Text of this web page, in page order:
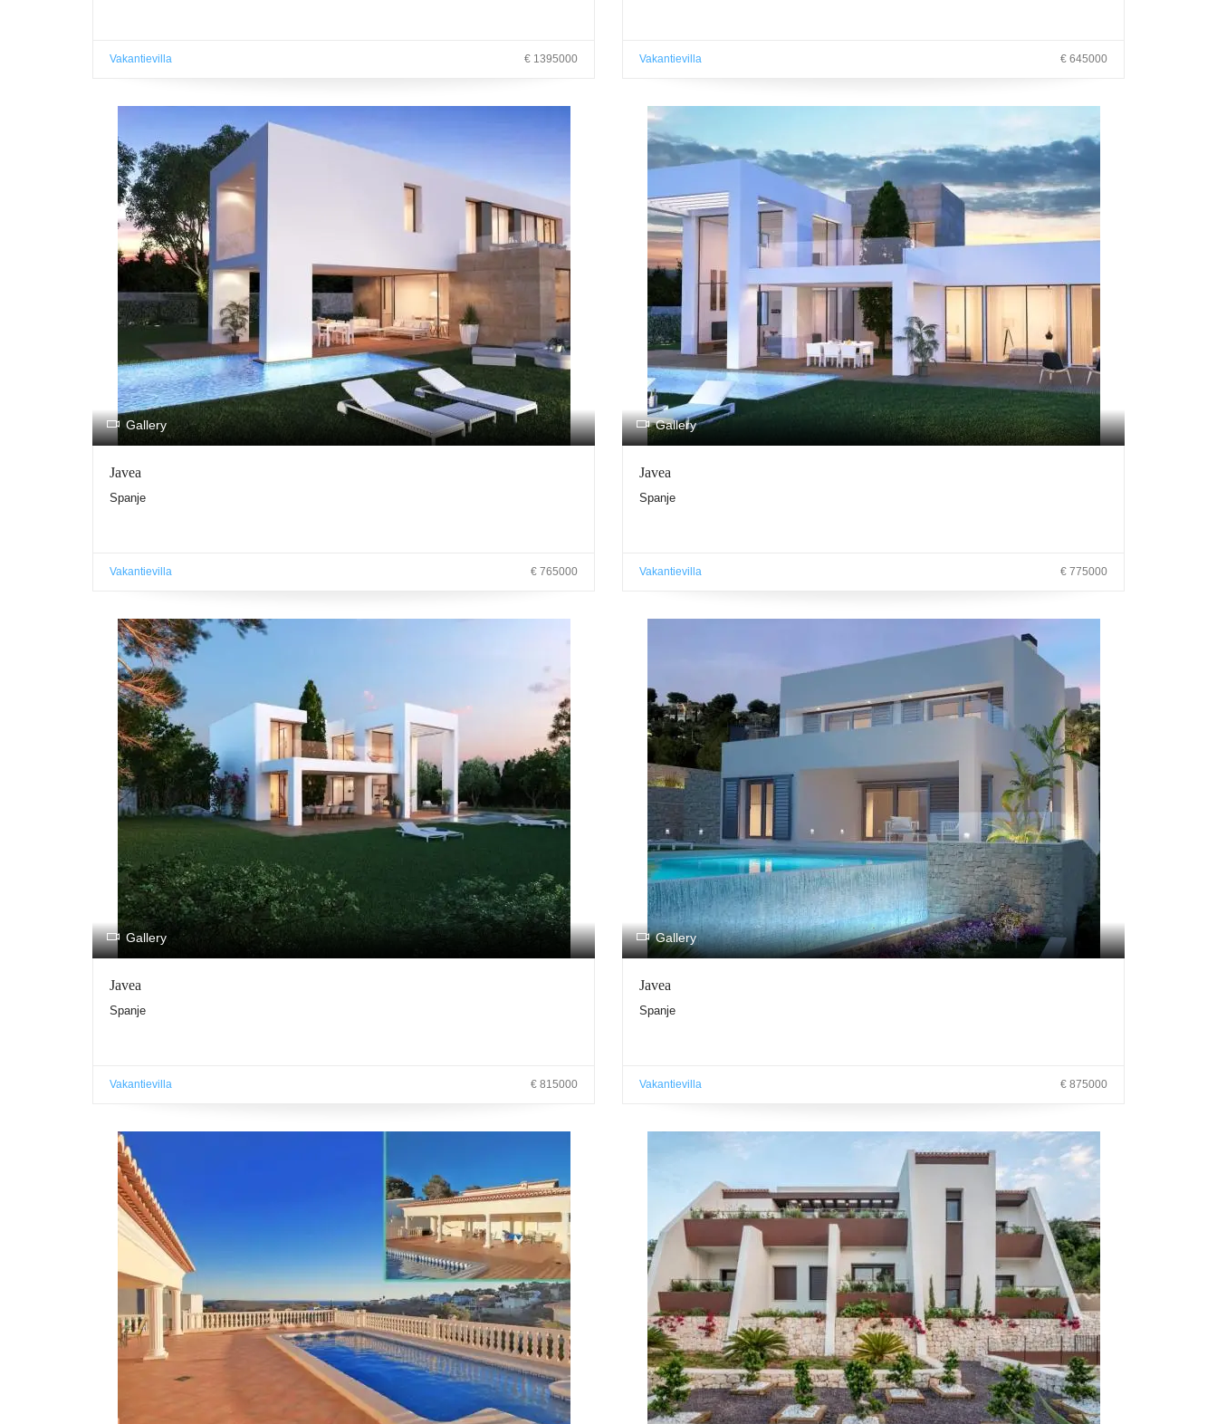
Vakantievilla € 1395000 Vakantievilla € 645000
Gallery
.
Javea
Spanje
Vakantievilla € 765000
Gallery
Javea
Spanje
Vakantievilla € 775000
Gallery
Javea
Spanje
Vakantievilla € 815000
Gallery
.
Javea
Spanje
Vakantievilla € 875000